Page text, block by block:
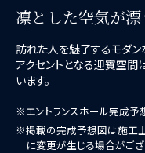
凛とした空気が漂
訪れた人を魅了するモダン
アクセントとなる迎賓空間
います。
※エントランスホール完成予
※掲載の完成予想図は施工上
に変更が生じる場合がござ